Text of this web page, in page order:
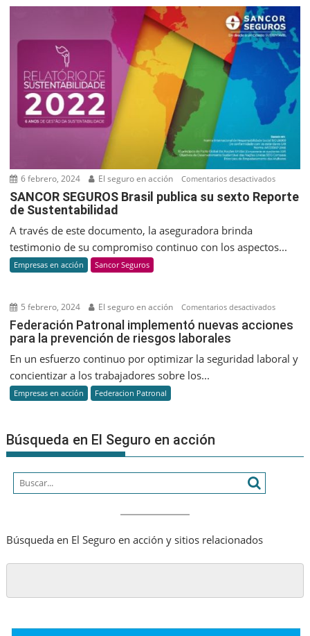
impulsar
Pepton
y
en
Argentina
6 febrero, 2024 El seguro en acción Comentarios desactivadosen
SANCOR
su
SANCOR SEGUROS Brasil publica su sexto Reporte
de Sustentabilidad
A través de este documento, la aseguradora brinda
testimonio de su compromiso continuo con los aspectos...
Empresas en acción Sancor Seguros
5 febrero, 2024 El seguro en acción Comentarios desactivadosen
nuevas
riesgos
Federación Patronal implementó nuevas acciones
para la prevención de riesgos laborales
En un esfuerzo continuo por optimizar la seguridad laboral y
concientizar a los trabajadores sobre los...
Empresas en acción Federacion Patronal
Búsqueda en El Seguro en acción
Búsqueda en El Seguro en acción y sitios relacionados